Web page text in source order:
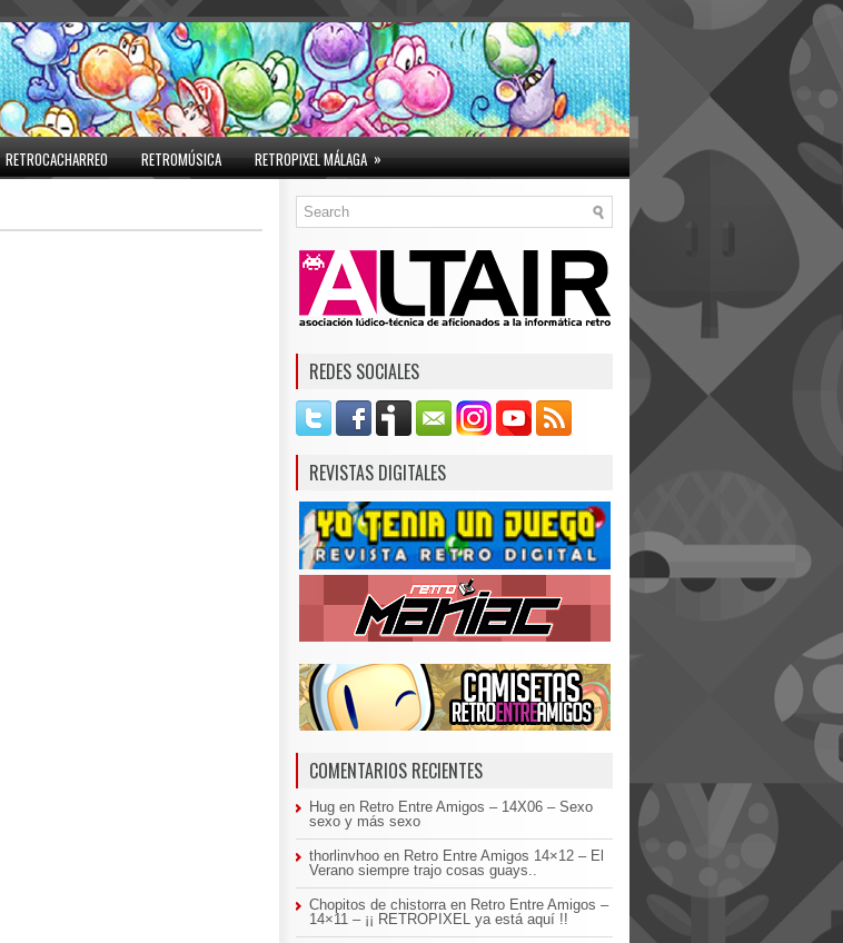
RETROCACHARREO RETROMÚSICA RETROPIXEL MÁLAGA »
REDES SOCIALES
REVISTAS DIGITALES
COMENTARIOS RECIENTES
Hug en Retro Entre Amigos – 14X06 – Sexo
sexo y más sexo
thorlinvhoo en Retro Entre Amigos 14×12 – El
Verano siempre trajo cosas guays..
Chopitos de chistorra en Retro Entre Amigos –
14×11 – ¡¡ RETROPIXEL ya está aquí !!